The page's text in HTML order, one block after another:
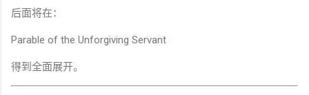
后面将在：
Parable of the Unforgiving Servant
得到全面展开。